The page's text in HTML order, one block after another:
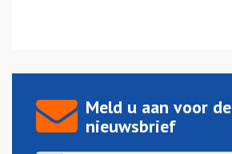
Meld u aan voor de
nieuwsbrief